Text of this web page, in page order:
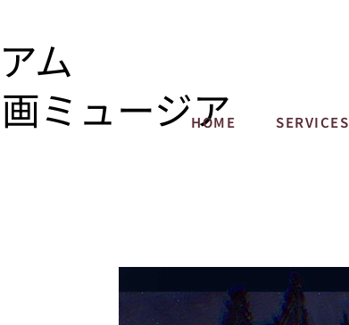
ム
ミュージア
HOME SERVICES